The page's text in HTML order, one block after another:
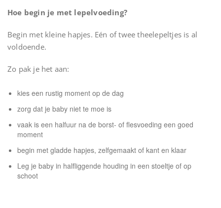
Hoe begin je met lepelvoeding?
Begin met kleine hapjes. Eén of twee theelepeltjes is al
voldoende.
Zo pak je het aan:
kies een rustig moment op de dag
zorg dat je baby niet te moe is
vaak is een halfuur na de borst- of flesvoeding een goed
moment
begin met gladde hapjes, zelfgemaakt of kant en klaar
Leg je baby in halfliggende houding in een stoeltje of op
schoot